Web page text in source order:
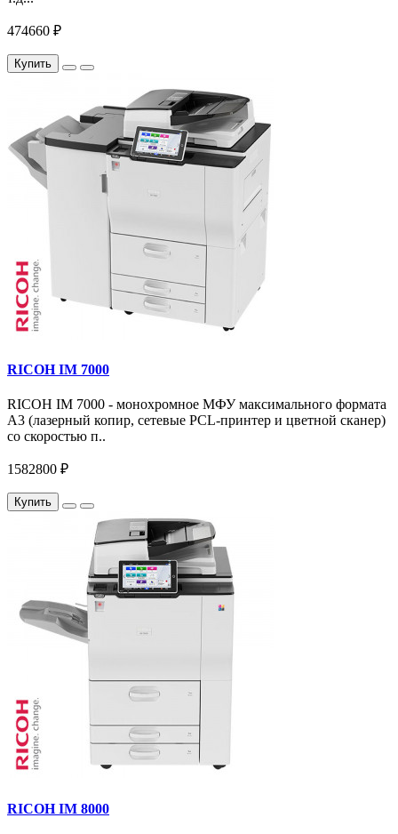
474660 ₽
Купить
RICOH IM 7000
RICOH IM 7000 - монохромное МФУ максимального формата
А3 (лазерный копир, сетевые PCL-принтер и цветной сканер)
со скоростью п..
1582800 ₽
Купить
RICOH IM 8000